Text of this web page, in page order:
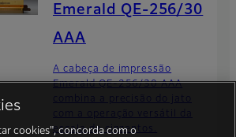
Emerald QE-256/30
AAA
A cabeça de impressão
Emerald QE-256/30 AAA
escala de cinzentos.
cookies", concorda com o